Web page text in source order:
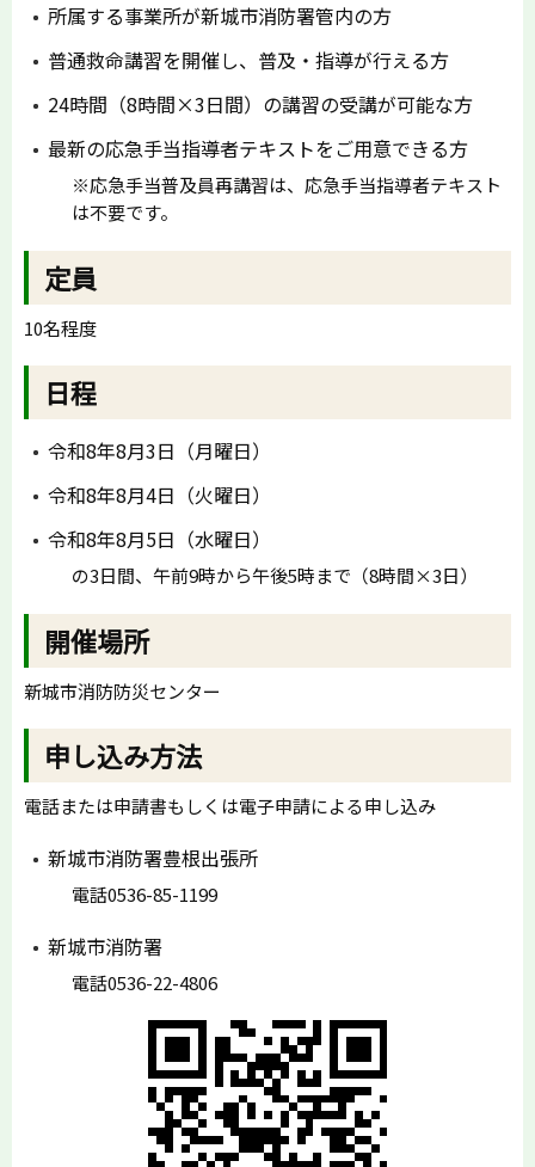
所属する事業所が新城市消防署管内の方
普通救命講習を開催し、普及・指導が行える方
24時間（8時間×3日間）の講習の受講が可能な方
最新の応急手当指導者テキストをご用意できる方
※応急手当普及員再講習は、応急手当指導者テキスト
は不要です。
定員
10名程度
日程
令和8年8月3日（月曜日）
令和8年8月4日（火曜日）
令和8年8月5日（水曜日）
の3日間、午前9時から午後5時まで（8時間×3日）
開催場所
新城市消防防災センター
申し込み方法
電話または申請書もしくは電子申請による申し込み
新城市消防署豊根出張所
電話0536-85-1199
新城市消防署
電話0536-22-4806